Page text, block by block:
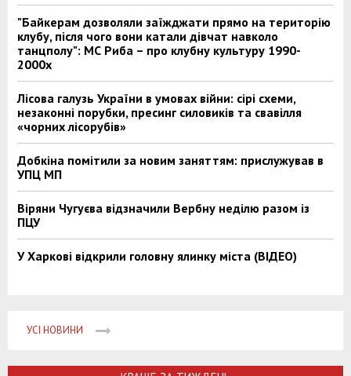
"Байкерам дозволяли заїжджати прямо на територію
клубу, після чого вони катали дівчат навколо
танцполу": МС Риба – про клубну культуру 1990-
2000х
Лісова галузь України в умовах війни: сірі схеми,
незаконні порубки, пресинг силовиків та свавілля
«чорних лісорубів»
Добкіна помітили за новим заняттям: прислужував в
УПЦ МП
Віряни Чугуєва відзначили Вербну неділю разом із
ПЦУ
У Харкові відкрили головну ялинку міста (ВІДЕО)
УСІ НОВИНИ